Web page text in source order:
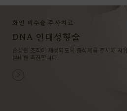
화인 비수술 주사치료
DNA 인대성형술
손상된 조직이 재생되도록 증식제를 주사해 치유 과정을
분비를 촉진합니다.